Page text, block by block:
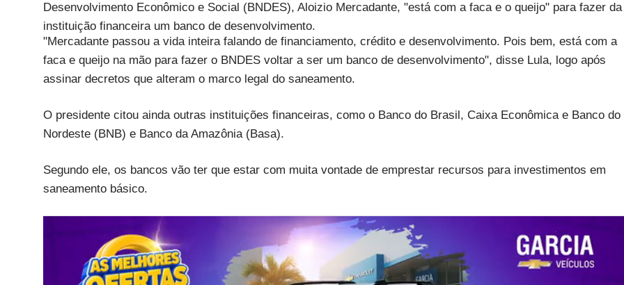
Desenvolvimento Econômico e Social (BNDES), Aloizio Mercadante, "está com a faca e o queijo" para fazer da
instituição financeira um banco de desenvolvimento.
"Mercadante passou a vida inteira falando de financiamento, crédito e desenvolvimento. Pois bem, está com a
faca e queijo na mão para fazer o BNDES voltar a ser um banco de desenvolvimento", disse Lula, logo após
assinar decretos que alteram o marco legal do saneamento.
O presidente citou ainda outras instituições financeiras, como o Banco do Brasil, Caixa Econômica e Banco do
Nordeste (BNB) e Banco da Amazônia (Basa).
Segundo ele, os bancos vão ter que estar com muita vontade de emprestar recursos para investimentos em
saneamento básico.